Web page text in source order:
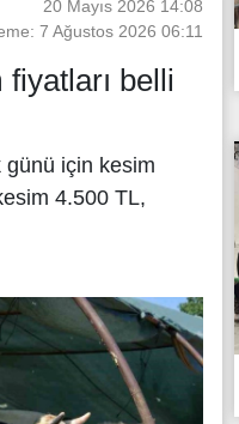
20 Mayıs 2026 14:08
7 Ağustos 2026 06:11
belli
günü için kesim
4.500 TL,